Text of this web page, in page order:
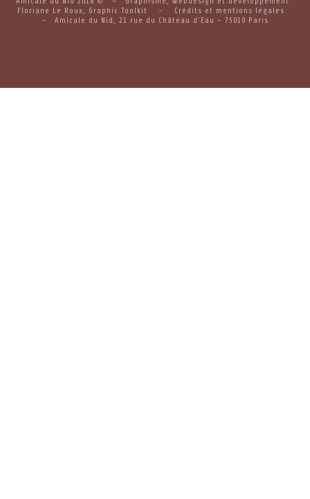
Floriane Le Roux, Graphic Toolkit – Crédits et mentions légales
– Amicale du Nid, 21 rue du Château d’Eau – 75010 Paris